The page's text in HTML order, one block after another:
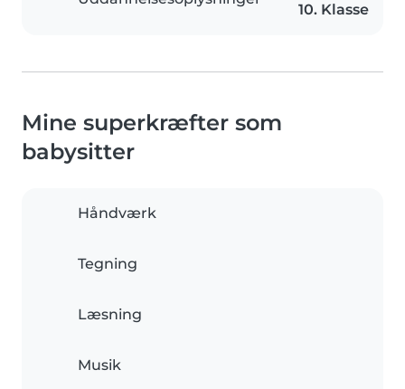
10. Klasse
Mine superkræfter som
babysitter
Håndværk
Tegning
Læsning
Musik